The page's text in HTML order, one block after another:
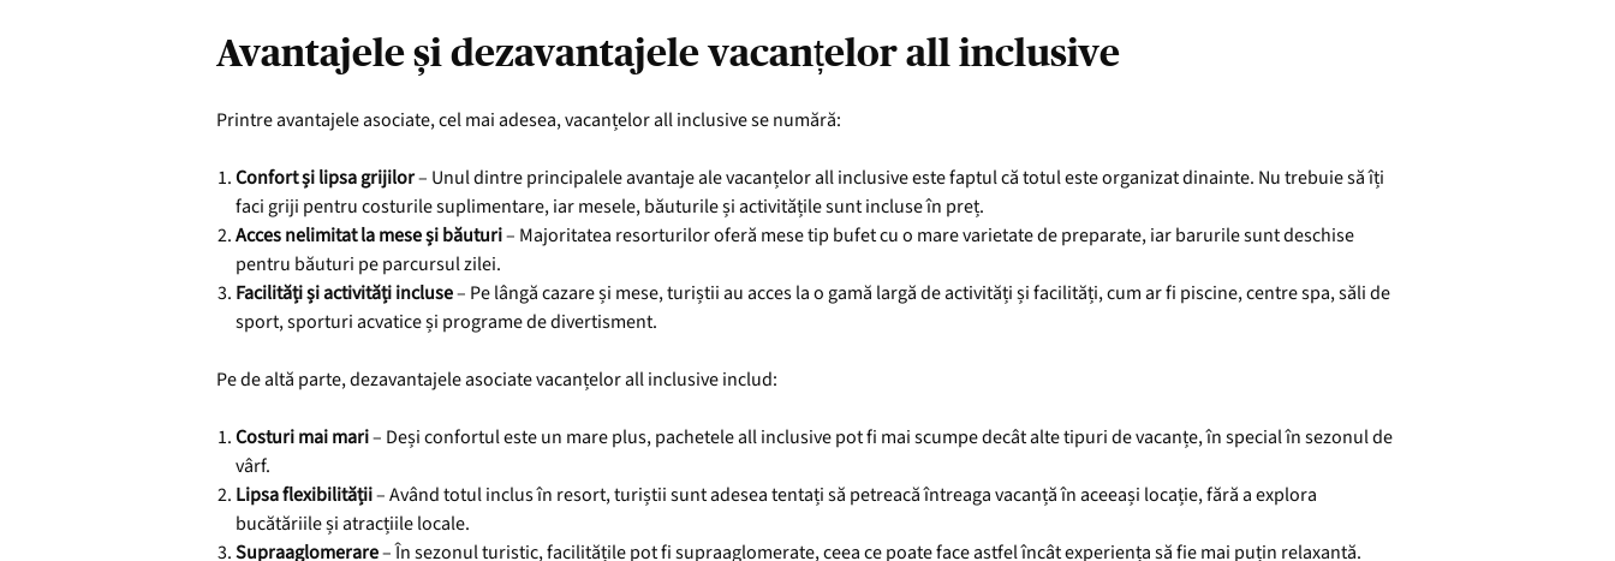
Avantajele și dezavantajele vacanțelor all inclusive
Printre avantajele asociate, cel mai adesea, vacanțelor all inclusive se numără:
Confort și lipsa grijilor– Unul dintre principalele avantaje ale vacanțelor all inclusive este faptul că totul este organizat dinainte. Nu trebuie să îți
faci griji pentru costurile suplimentare, iar mesele, băuturile și activitățile sunt incluse în preț.
Acces nelimitat la mese și băuturi– Majoritatea resorturilor oferă mese tip bufet cu o mare varietate de preparate, iar barurile sunt deschise
pentru băuturi pe parcursul zilei.
Facilități și activități incluse– Pe lângă cazare și mese, turiștii au acces la o gamă largă de activități și facilități, cum ar fi piscine, centre spa, săli de
sport, sporturi acvatice și programe de divertisment.
Pe de altă parte, dezavantajele asociate vacanțelor all inclusive includ:
Costuri mai mari– Deși confortul este un mare plus, pachetele all inclusive pot fi mai scumpe decât alte tipuri de vacanțe, în special în sezonul de
vârf.
Lipsa flexibilității– Având totul inclus în resort, turiștii sunt adesea tentați să petreacă întreaga vacanță în aceeași locație, fără a explora
bucătăriile și atracțiile locale.
Supraaglomerare– În sezonul turistic, facilitățile pot fi supraaglomerate, ceea ce poate face astfel încât experiența să fie mai puțin relaxantă.